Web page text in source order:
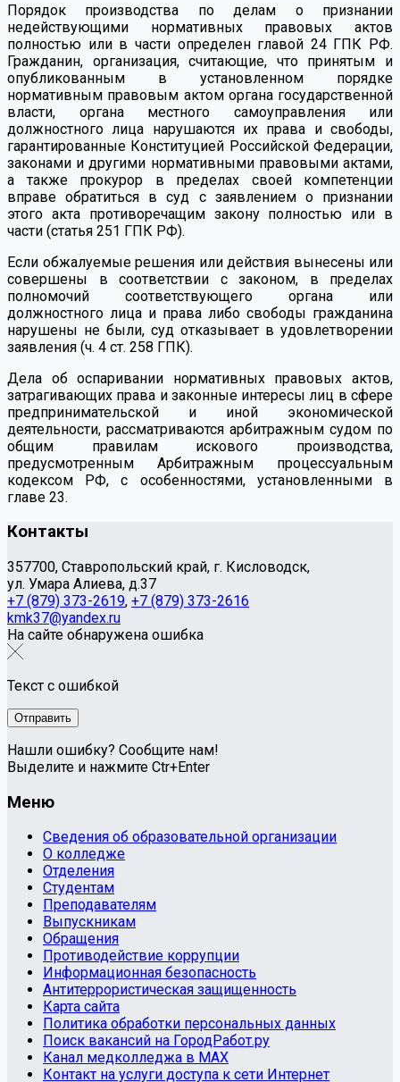
Порядок производства по делам о признании
недействующими нормативных правовых актов
полностью или в части определен главой 24 ГПК РФ.
Гражданин, организация, считающие, что принятым и
опубликованным в установленном порядке
нормативным правовым актом органа государственной
власти, органа местного самоуправления или
должностного лица нарушаются их права и свободы,
гарантированные Конституцией Российской Федерации,
законами и другими нормативными правовыми актами,
а также прокурор в пределах своей компетенции
вправе обратиться в суд с заявлением о признании
этого акта противоречащим закону полностью или в
части (статья 251 ГПК РФ).
Если обжалуемые решения или действия вынесены или
совершены в соответствии с законом, в пределах
полномочий соответствующего органа или
должностного лица и права либо свободы гражданина
нарушены не были, суд отказывает в удовлетворении
заявления (ч. 4 ст. 258 ГПК).
Дела об оспаривании нормативных правовых актов,
затрагивающих права и законные интересы лиц в сфере
предпринимательской и иной экономической
деятельности, рассматриваются арбитражным судом по
общим правилам искового производства,
предусмотренным Арбитражным процессуальным
кодексом РФ, с особенностями, установленными в
главе 23.
Контакты
357700, Ставропольский край, г. Кисловодск,
ул. Умара Алиева, д.37
+7 (879) 373-2619, +7 (879) 373-2616
kmk37@yandex.ru
На сайте обнаружена ошибка
Текст с ошибкой
Нашли ошибку? Сообщите нам!
Выделите и нажмите Ctr+Enter
Меню
Сведения об образовательной организации
О колледже
Отделения
Студентам
Преподавателям
Выпускникам
Обращения
Противодействие коррупции
Информационная безопасность
Антитеррористическая защищенность
Карта сайта
Политика обработки персональных данных
Поиск вакансий на ГородРабот.ру
Канал медколледжа в MAX
Контакт на услуги доступа к сети Интернет